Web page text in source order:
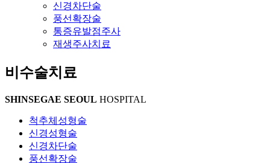
신경차단술
풍선확장술
통증유발점주사
재생주사치료
비수술치료
SHINSEGAE SEOUL HOSPITAL
척추체성형술
신경성형술
신경차단술
풍선확장술